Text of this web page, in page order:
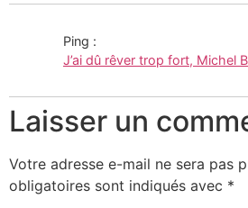
Ping :
J’ai dû rêver trop fort, Michel
Laisser un
Votre adresse e-mail ne sera pas
obligatoires sont indiqués avec *